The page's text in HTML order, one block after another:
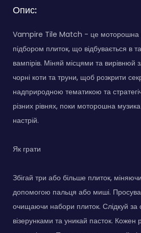
Опис:
Vampire Tile Match - це моторошна
підбором плиток, що відбувається в
вампірів. Міняй місцями та вирівнюй
чорні коти та труни, щоб розкрити
надприродною тематикою та
різних рівнях, поки моторошна
настрій.
Як грати
Збігай три або більше плиток,
допомогою пальця або миші.
очищаючи набори плиток. Слідкуй за
візерунками та уникай пасток. Кожен